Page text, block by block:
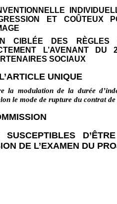
ET COÛTEUX
CIBLÉE DES RÈGLES
L’AVENANT DU
SOCIAUX
UNIQUE
la modulation de la durée
le mode de rupture du contrat
SUSCEPTIBLES
DE L’EXAMEN DU